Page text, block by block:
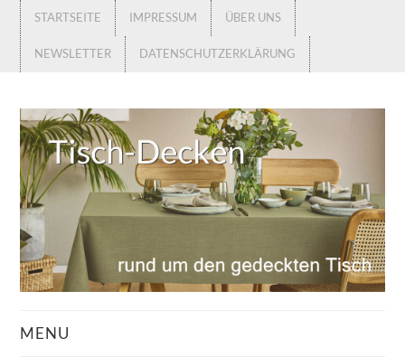
STARTSEITE IMPRESSUM ÜBER UNS
NEWSLETTER DATENSCHUTZERKLÄRUNG
MENU